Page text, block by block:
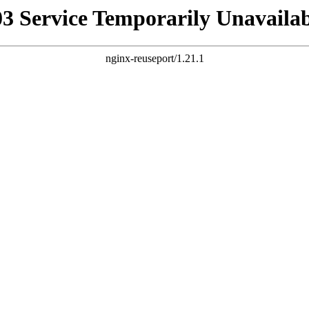
Service Temporarily
nginx-reuseport/1.21.1